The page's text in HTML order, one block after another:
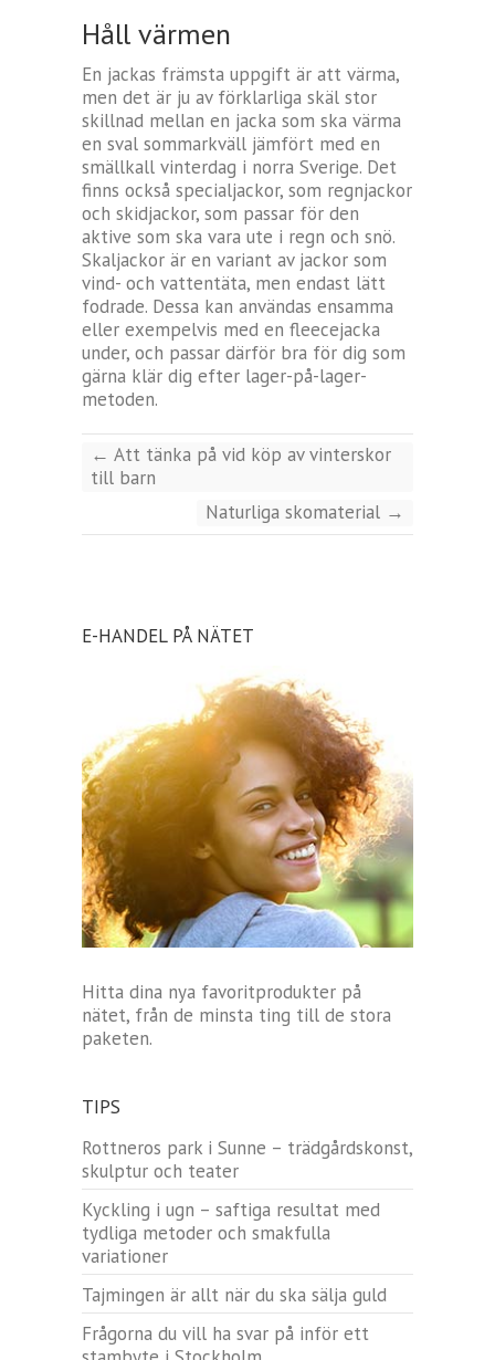
Håll värmen
En jackas främsta uppgift är att värma,
men det är ju av förklarliga skäl stor
skillnad mellan en jacka som ska värma
en sval sommarkväll jämfört med en
smällkall vinterdag i norra Sverige. Det
finns också specialjackor, som regnjackor
och skidjackor, som passar för den
aktive som ska vara ute i regn och snö.
Skaljackor är en variant av jackor som
vind- och vattentäta, men endast lätt
fodrade. Dessa kan användas ensamma
eller exempelvis med en fleecejacka
under, och passar därför bra för dig som
gärna klär dig efter lager-på-lager-
metoden.
← Att tänka på vid köp av vinterskor
till barn
Naturliga skomaterial →
E-HANDEL PÅ NÄTET
Hitta dina nya favoritprodukter på
nätet, från de minsta ting till de stora
paketen.
TIPS
Rottneros park i Sunne – trädgårdskonst,
skulptur och teater
Kyckling i ugn – saftiga resultat med
tydliga metoder och smakfulla
variationer
Tajmingen är allt när du ska sälja guld
Frågorna du vill ha svar på inför ett